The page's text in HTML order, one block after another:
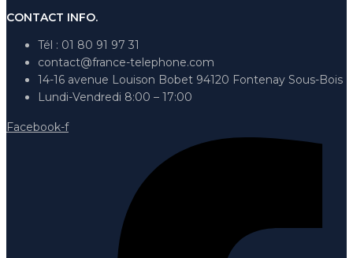
CONTACT INFO.
Tél : 01 80 91 97 31
contact@france-telephone.com
14-16 avenue Louison Bobet 94120 Fontenay Sous-Bois
Lundi-Vendredi 8:00 – 17:00
Facebook-f